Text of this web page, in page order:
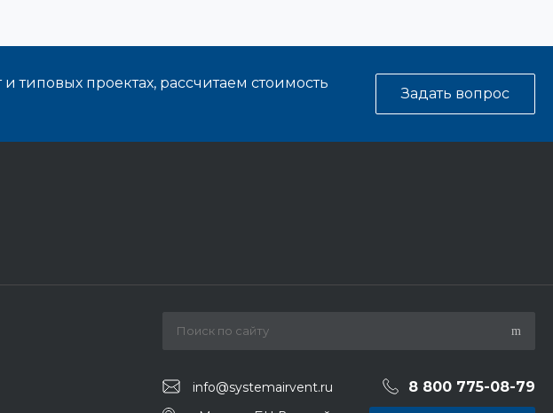
типовых проектах, рассчитаем стоимость
Задать вопрос
info@systemairvent.ru 8 800 775-08-79